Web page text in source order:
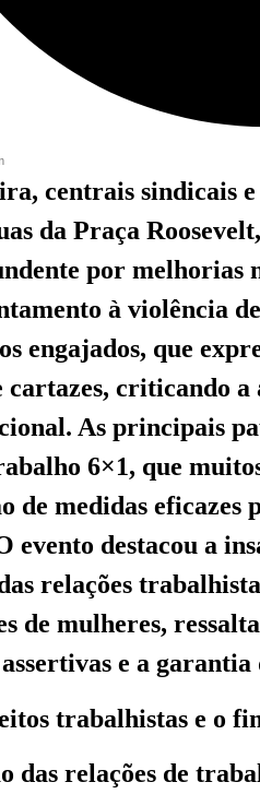
centrais sindicais
da Praça
por melhorias
à violência
engajados, que
cartazes, criticando
As principais
6×1, que
de medidas eficazes
evento destacou a
relações
de mulheres,
e a
trabalhistas e o
das relações de